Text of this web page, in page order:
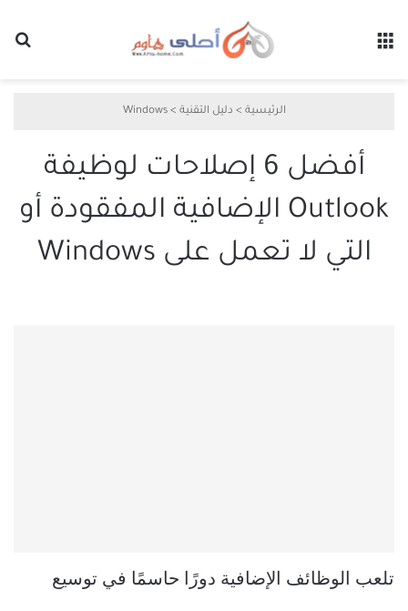
الرئيسية > دليل التقنية >
Windows
أفضل 6 إصلاحات لوظيفة
Outlook الإضافية المفقودة أو
التي لا تعمل على Windows
تلعب الوظائف الإضافية دورًا حاسمًا في توسيع